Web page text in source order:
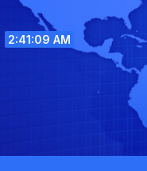
2:41:11 AM